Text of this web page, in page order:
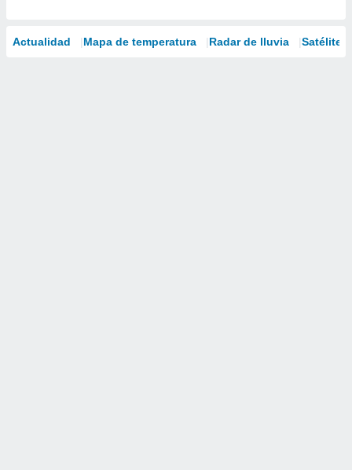
Actualidad Mapa de temperatura Radar de lluvia Satélites